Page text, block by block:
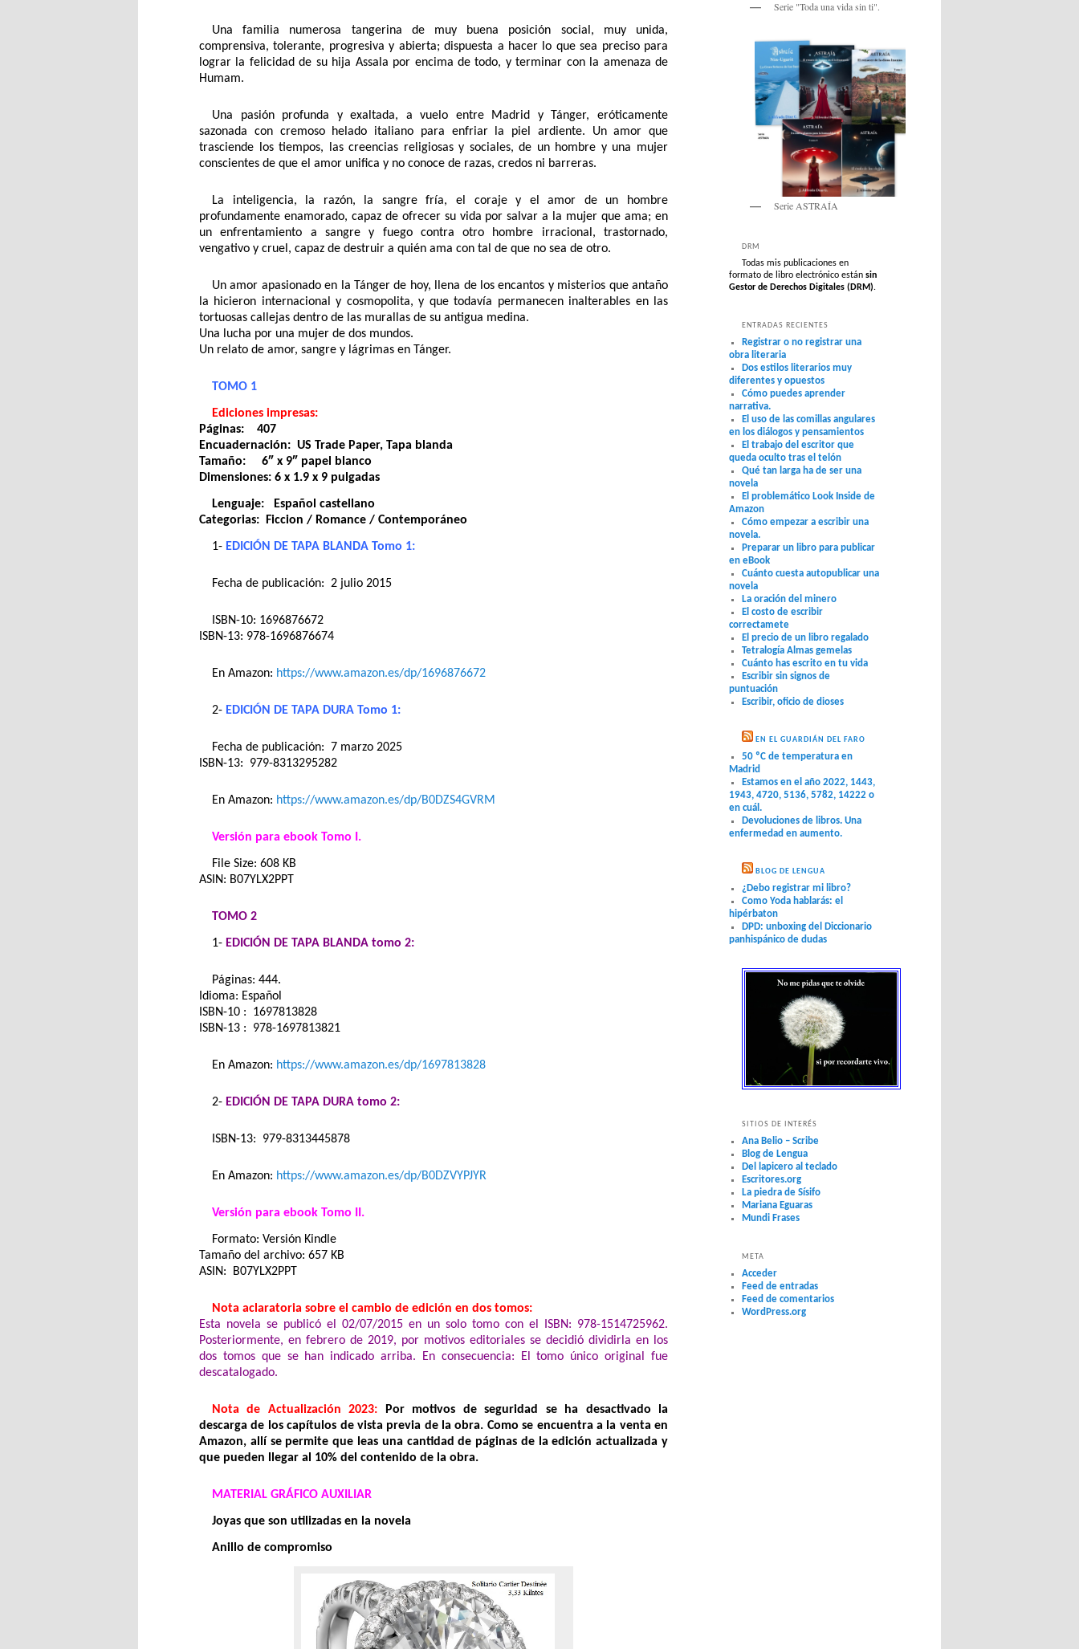
Una familia numerosa tangerina de muy buena posición social, muy unida,
comprensiva, tolerante, progresiva y abierta; dispuesta a hacer lo que sea preciso para
lograr la felicidad de su hija Assala por encima de todo, y terminar con la amenaza de
Humam.
Una pasión profunda y exaltada, a vuelo entre Madrid y Tánger, eróticamente
sazonada con cremoso helado italiano para enfriar la piel ardiente. Un amor que
trasciende los tiempos, las creencias religiosas y sociales, de un hombre y una mujer
conscientes de que el amor unifica y no conoce de razas, credos ni barreras.
La inteligencia, la razón, la sangre fría, el coraje y el amor de un hombre
profundamente enamorado, capaz de ofrecer su vida por salvar a la mujer que ama; en
un enfrentamiento a sangre y fuego contra otro hombre irracional, trastornado,
vengativo y cruel, capaz de destruir a quién ama con tal de que no sea de otro.
Un amor apasionado en la Tánger de hoy, llena de los encantos y misterios que antaño
la hicieron internacional y cosmopolita, y que todavía permanecen inalterables en las
tortuosas callejas dentro de las murallas de su antigua medina.
Una lucha por una mujer de dos mundos.
Un relato de amor, sangre y lágrimas en Tánger.
TOMO 1
Ediciones impresas:
Páginas: 407
Encuadernación: US Trade Paper, Tapa blanda
Tamaño: 6″ x 9″ papel blanco
Dimensiones: 6 x 1.9 x 9 pulgadas
Lenguaje: Español castellano
Categorias: Ficcion / Romance / Contemporáneo
1- EDICIÓN DE TAPA BLANDA Tomo 1:
Fecha de publicación: ‎ 2 julio 2015
ISBN-10: 1696876672
ISBN-13: 978-1696876674
En Amazon: https://www.amazon.es/dp/1696876672
2- EDICIÓN DE TAPA DURA Tomo 1:
Fecha de publicación: ‎ 7 marzo 2025
ISBN-13: ‎ 979-8313295282
En Amazon: https://www.amazon.es/dp/B0DZS4GVRM
Versión para ebook Tomo I.
File Size: 608 KB
ASIN: B07YLX2PPT
TOMO 2
1- EDICIÓN DE TAPA BLANDA tomo 2:
Páginas: 444.
Idioma: Español
ISBN-10 : ‎ 1697813828
ISBN-13 : ‎ 978-1697813821
En Amazon: https://www.amazon.es/dp/1697813828
2- EDICIÓN DE TAPA DURA tomo 2:
ISBN-13: ‎ 979-8313445878
En Amazon: https://www.amazon.es/dp/B0DZVYPJYR
Versión para ebook Tomo II.
Formato: Versión Kindle
Tamaño del archivo: 657 KB
ASIN: B07YLX2PPT
Nota aclaratoria sobre el cambio de edición en dos tomos:
Esta novela se publicó el 02/07/2015 en un solo tomo con el ISBN: 978-1514725962.
Posteriormente, en febrero de 2019, por motivos editoriales se decidió dividirla en los
dos tomos que se han indicado arriba. En consecuencia: El tomo único original fue
descatalogado.
Nota de Actualización 2023:
Por motivos de seguridad se ha desactivado la
descarga de los capítulos de vista previa de la obra. Como se encuentra a la venta en
Amazon, allí se permite que leas una cantidad de páginas de la edición actualizada y
que pueden llegar al 10% del contenido de la obra.
MATERIAL GRÁFICO AUXILIAR
Joyas que son utilizadas en la novela
Anillo de compromiso
Serie "Toda una vida sin ti".
Serie ASTRAÍA
DRM
Todas mis publicaciones en
formato de libro electrónico están sin
Gestor de Derechos Digitales (DRM).
ENTRADAS RECIENTES
Registrar o no registrar una
obra literaria
Dos estilos literarios muy
diferentes y opuestos
Cómo puedes aprender
narrativa.
El uso de las comillas angulares
en los diálogos y pensamientos
El trabajo del escritor que
queda oculto tras el telón
Qué tan larga ha de ser una
novela
El problemático Look Inside de
Amazon
Cómo empezar a escribir una
novela.
Preparar un libro para publicar
en eBook
Cuánto cuesta autopublicar una
novela
La oración del minero
El costo de escribir
correctamete
El precio de un libro regalado
Tetralogía Almas gemelas
Cuánto has escrito en tu vida
Escribir sin signos de
puntuación
Escribir, oficio de dioses
EN EL GUARDIÁN DEL FARO
50 ºC de temperatura en
Madrid
Estamos en el año 2022, 1443,
1943, 4720, 5136, 5782, 14222 o
en cuál.
Devoluciones de libros. Una
enfermedad en aumento.
BLOG DE LENGUA
¿Debo registrar mi libro?
Como Yoda hablarás: el
hipérbaton
DPD: unboxing del Diccionario
panhispánico de dudas
SITIOS DE INTERÉS
Ana Belio – Scribe
Blog de Lengua
Del lapicero al teclado
Escritores.org
La piedra de Sísifo
Mariana Eguaras
Mundi Frases
META
Acceder
Feed de entradas
Feed de comentarios
WordPress.org